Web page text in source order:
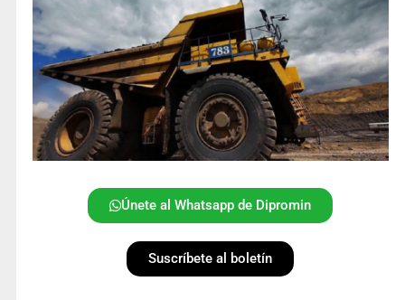
Únete al Whatsapp de Dipromin
Suscríbete al boletín